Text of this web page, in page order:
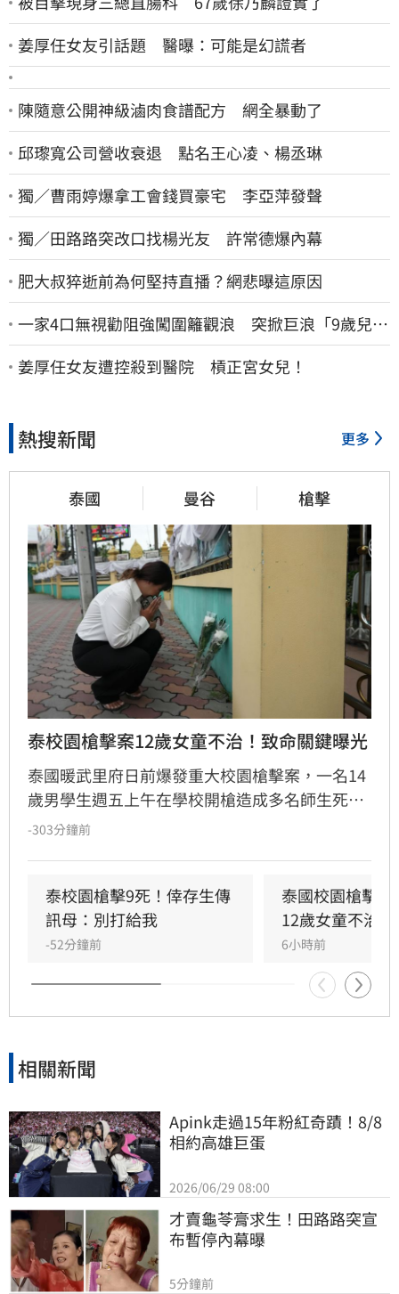
姜厚任女友引話題 醫曝：可能是幻謊者
陳隨意公開神級滷肉食譜配方 網全暴動了
邱瓈寬公司營收衰退 點名王心凌、楊丞琳
獨／曹雨婷爆拿工會錢買豪宅 李亞萍發聲
獨／田路路突改口找楊光友 許常德爆內幕
肥大叔猝逝前為何堅持直播？網悲曝這原因
一家4口無視勸阻強闖圍籬觀浪 突掀巨浪「9歲兒當
場遭捲入海」
姜厚任女友遭控殺到醫院 槓正宮女兒！
熱搜新聞 更多
泰國 曼谷 槍擊
泰校園槍擊案12歲女童不治！致命關鍵曝光
泰國暖武里府日前爆發重大校園槍擊案，一名14
歲男學生週五上午在學校開槍造成多名師生死
傷，之後舉槍自盡，且嫌犯被懷疑案發前已在家
生後，泰國總理阿努廷（Anutin Charnvirakul）
隨即承諾推動新的槍枝管制法律，未來擬限制一
般民眾攜帶槍枝，僅允許執勤中的政府官員持
-303分鐘前
泰校園槍擊9死！倖存生傳
訊母：別打給我
-52分鐘前
泰國校園槍擊
12歲女童不治
6小時前
相關新聞
Apink走過15年粉紅奇蹟！8/8
相約高雄巨蛋
2026/06/29 08:00
才賣龜苓膏求生！田路路突宣
布暫停內幕曝
5分鐘前